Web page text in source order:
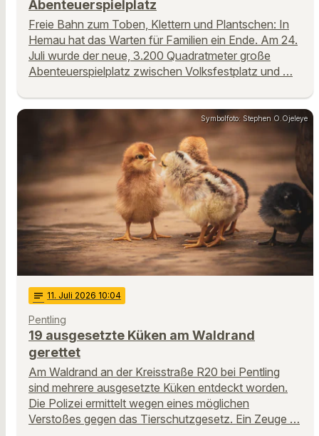
Abenteuerspielplatz
Freie Bahn zum Toben, Klettern und Plantschen: In
Hemau hat das Warten für Familien ein Ende. Am 24.
Juli wurde der neue, 3.200 Quadratmeter große
Abenteuerspielplatz zwischen Volksfestplatz und …
Symbolfoto: Stephen O.Ojeleye
notes 11. Juli 2026 10:04
Pentling
19 ausgesetzte Küken am Waldrand
gerettet
Am Waldrand an der Kreisstraße R20 bei Pentling
sind mehrere ausgesetzte Küken entdeckt worden.
Die Polizei ermittelt wegen eines möglichen
Verstoßes gegen das Tierschutzgesetz. Ein Zeuge …